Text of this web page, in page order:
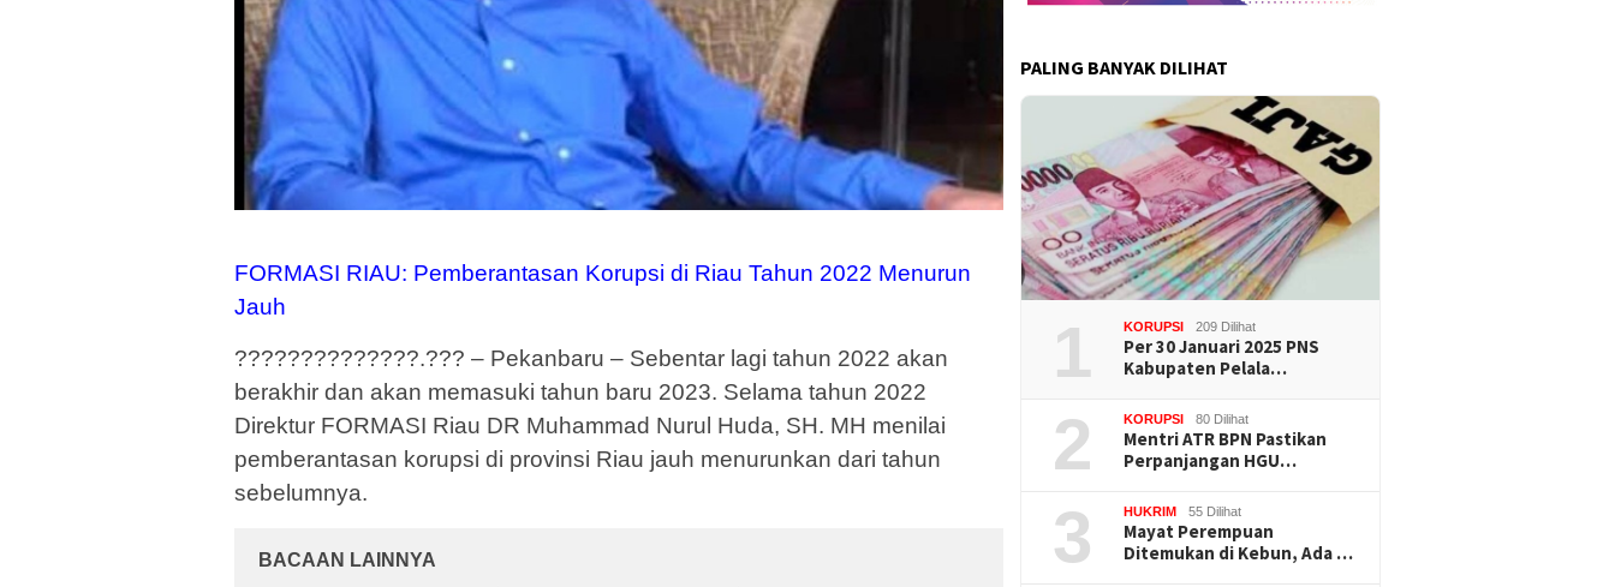
FORMASI RIAU: Pemberantasan Korupsi di Riau Tahun 2022 Menurun
Jauh
??????????????.??? – Pekanbaru – Sebentar lagi tahun 2022 akan
berakhir dan akan memasuki tahun baru 2023. Selama tahun 2022
Direktur FORMASI Riau DR Muhammad Nurul Huda, SH. MH menilai
pemberantasan korupsi di provinsi Riau jauh menurunkan dari tahun
sebelumnya.
BACAAN LAINNYA
PALING BANYAK DILIHAT
1 KORUPSI 209 Dilihat
Per 30 Januari 2025 PNS
Kabupaten Pelala…
2 KORUPSI 80 Dilihat
Mentri ATR BPN Pastikan
Perpanjangan HGU…
3 HUKRIM 55 Dilihat
Mayat Perempuan
Ditemukan di Kebun, Ada …